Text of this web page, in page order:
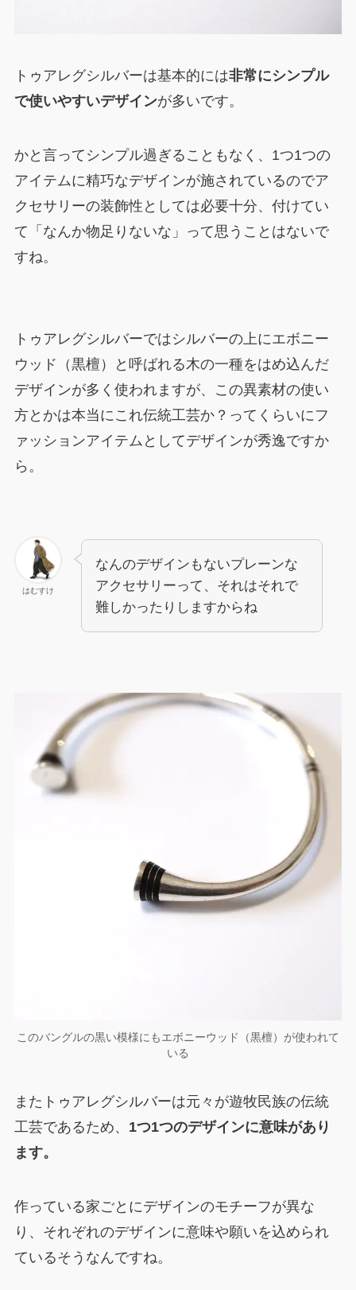
トゥアレグシルバーは基本的には非常にシンプル
で使いやすいデザインが多いです。
かと言ってシンプル過ぎることもなく、1つ1つの
アイテムに精巧なデザインが施されているのでア
クセサリーの装飾性としては必要十分、付けてい
て「なんか物足りないな」って思うことはないで
すね。
トゥアレグシルバーではシルバーの上にエボニー
ウッド（黒檀）と呼ばれる木の一種をはめ込んだ
デザインが多く使われますが、この異素材の使い
方とかは本当にこれ伝統工芸か？ってくらいにフ
ァッションアイテムとしてデザインが秀逸ですか
ら。
はむすけ
なんのデザインもないプレーンな
アクセサリーって、それはそれで
難しかったりしますからね
このバングルの黒い模様にもエボニーウッド（黒檀）が使われて
いる
またトゥアレグシルバーは元々が遊牧民族の伝統
工芸であるため、 1つ1つのデザインに意味があり
ます。
作っている家ごとにデザインのモチーフが異な
り、それぞれのデザインに意味や願いを込められ
ているそうなんですね。